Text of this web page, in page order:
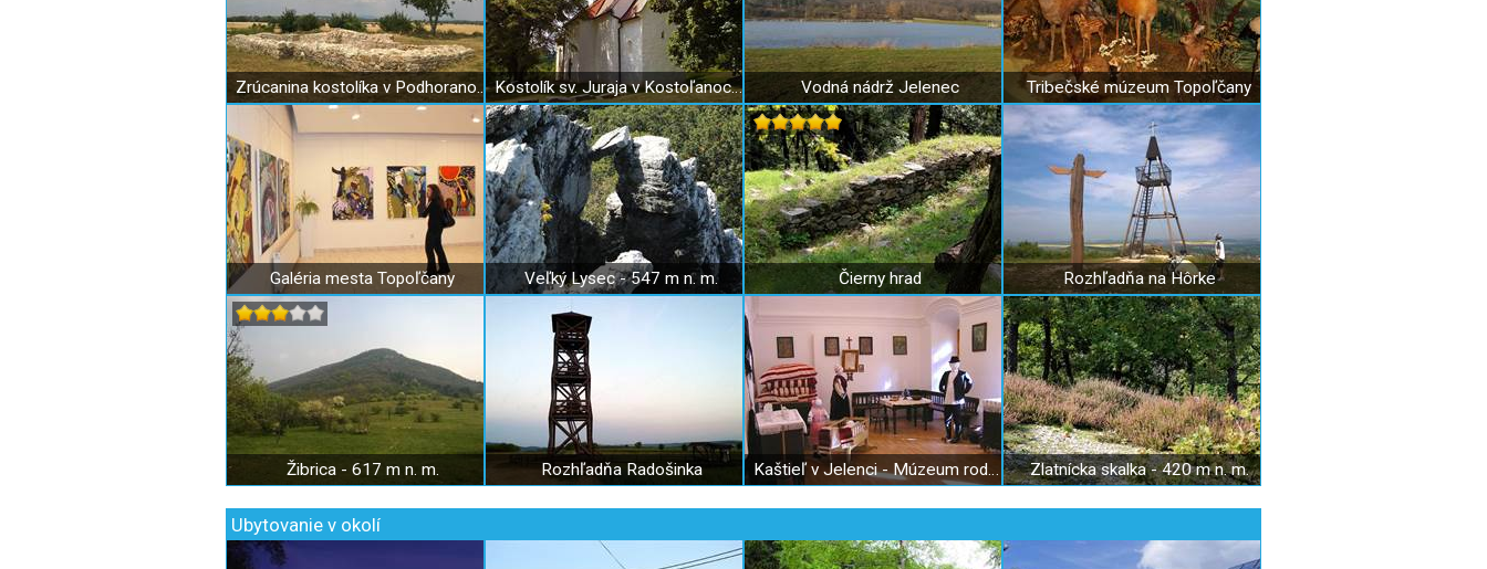
Zrúcanina kostolíka v Podhoranoch Kostolík sv. Juraja v Kostoľanoch pod Tribečom Vodná nádrž Jelenec Tribečské múzeum Topoľčany
Galéria mesta Topoľčany Veľký Lysec - 547 m n. m. Čierny hrad Rozhľadňa na Hôrke
Žibrica - 617 m n. m. Rozhľadňa Radošinka Kaštieľ v Jelenci - Múzeum rodu Forgách Zlatnícka skalka - 420 m n. m.
Ubytovanie v okolí